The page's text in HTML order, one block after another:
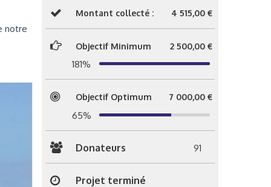
notre
Montant collecté : 4 515,00 €
Objectif Minimum 2 500,00 €
181%
Objectif Optimum 7 000,00 €
65%
Donateurs 91
Projet terminé